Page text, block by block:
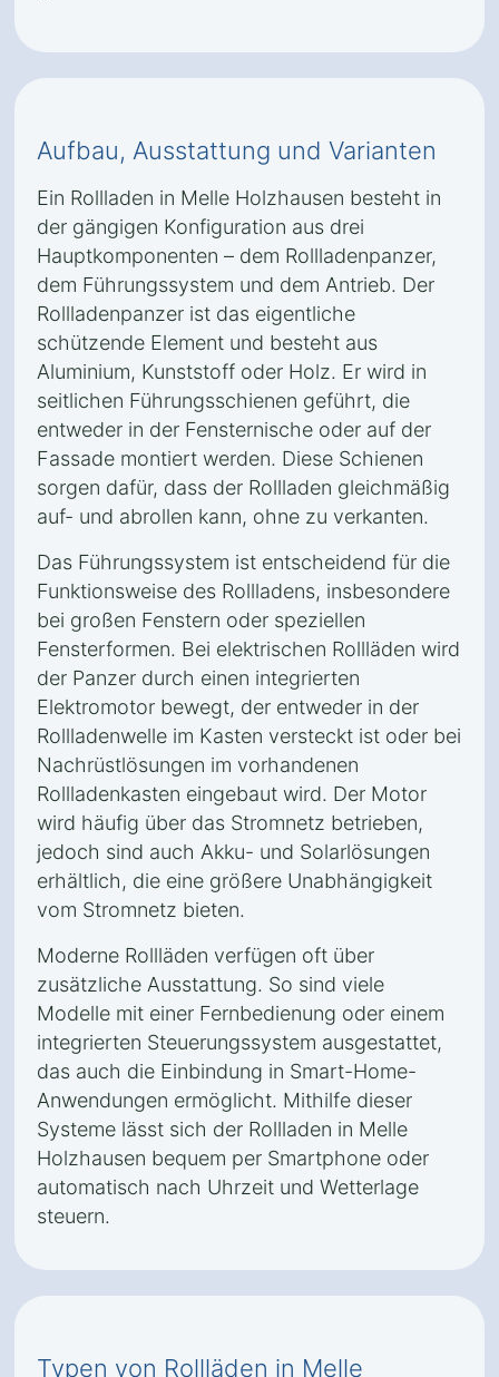
Aufbau, Ausstattung und Varianten
Ein Rollladen in Melle Holzhausen besteht in
der gängigen Konfiguration aus drei
Hauptkomponenten – dem Rollladenpanzer,
dem Führungssystem und dem Antrieb. Der
Rollladenpanzer ist das eigentliche
schützende Element und besteht aus
Aluminium, Kunststoff oder Holz. Er wird in
seitlichen Führungsschienen geführt, die
entweder in der Fensternische oder auf der
Fassade montiert werden. Diese Schienen
sorgen dafür, dass der Rollladen gleichmäßig
auf- und abrollen kann, ohne zu verkanten.
Das Führungssystem ist entscheidend für die
Funktionsweise des Rollladens, insbesondere
bei großen Fenstern oder speziellen
Fensterformen. Bei elektrischen Rollläden wird
der Panzer durch einen integrierten
Elektromotor bewegt, der entweder in der
Rollladenwelle im Kasten versteckt ist oder bei
Nachrüstlösungen im vorhandenen
Rollladenkasten eingebaut wird. Der Motor
wird häufig über das Stromnetz betrieben,
jedoch sind auch Akku- und Solarlösungen
erhältlich, die eine größere Unabhängigkeit
vom Stromnetz bieten.
Moderne Rollläden verfügen oft über
zusätzliche Ausstattung. So sind viele
Modelle mit einer Fernbedienung oder einem
integrierten Steuerungssystem ausgestattet,
das auch die Einbindung in Smart-Home-
Anwendungen ermöglicht. Mithilfe dieser
Systeme lässt sich der Rollladen in Melle
Holzhausen bequem per Smartphone oder
automatisch nach Uhrzeit und Wetterlage
steuern.
Typen von Rollläden in Melle